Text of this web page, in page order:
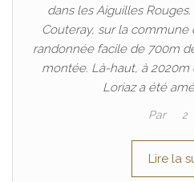
dans les Aiguilles
Couteray, sur la commune
randonnée facile de 700m
montée. Là-haut, à 2020m
Loriaz a été
Par 2
Lire la